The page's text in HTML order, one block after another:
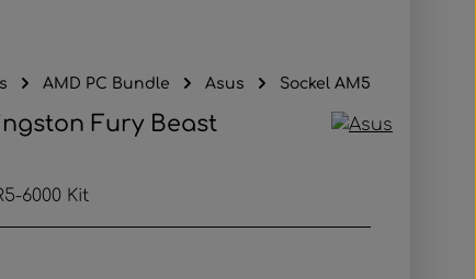
AMD PC Bundle Asus Sockel AM5
Fury Beast
6000 Kit